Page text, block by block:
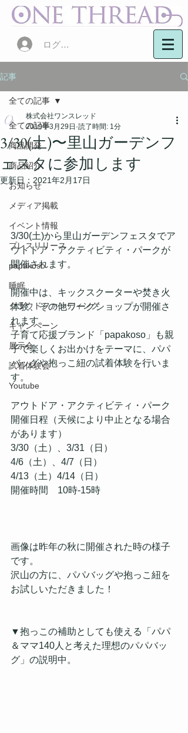
ログイン
記事
全ての記事
商品開発
商品紹介
お知らせ
メディア掲載
イベント情報
プレスリリース
papakoso
睡眠
クラウドファンディング
キャンペーン
展示会
試着体験会
Youtube
全ての記事
3/30(土)〜里山ガーデンフ
ェスタに参加します
株式会社ワンスレッド
2019年3月29日 読了時間: 1分
更新日： 2021年2月17日
3/30(土)から里山ガーデンフェスタでア
ウトドア・アクティビティ・パークが
開催されます。
開催中は、キックスクーターや焚き火
体験、その他ワークショップが開催さ
れます。
子育て応援ブランド「papakoso」も親
子で楽しくお出かけをテーマに、パパ
バッグや抱っこ紐の試着体験を行いま
す。
アウトドア・アクティビティ・パーク
開催日程（天候により中止となる場合
があります）
3/30（土）、3/31（日）
4/6（土）、4/7（日）
4/13（土）4/14（日）
開催時間　10時-15時
画像は昨年の秋に開催された時の様子
です。
沢山の方に、パパバッグや抱っこ紐を
お試しいただきました！
▼抱っこの補助としても使える「パパ
＆ママ140人と考えた理想のパパバッ
グ」の説明中。